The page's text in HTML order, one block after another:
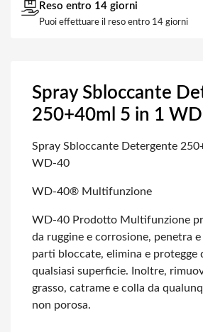
Reso entro 14 giorni
Puoi effettuare il reso entro 14 giorni
Spray Sbloccante
250+40ml 5 in 1
Spray Sbloccante Detergente
WD-40
WD-40® Multifunzione
WD-40 Prodotto Multifunzione
da ruggine e corrosione, penetra
parti bloccate, elimina e protegge
qualsiasi superficie. Inoltre,
grasso, catrame e colla da
non porosa.